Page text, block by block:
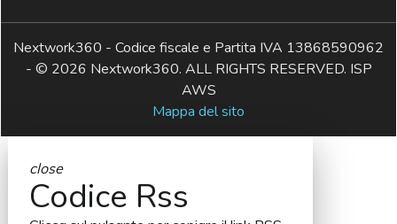
Nextwork360 - Codice fiscale e Partita IVA 13868590962
- © 2026 Nextwork360. ALL RIGHTS RESERVED. ISP
AWS
Mappa del sito
close
Codice Rss